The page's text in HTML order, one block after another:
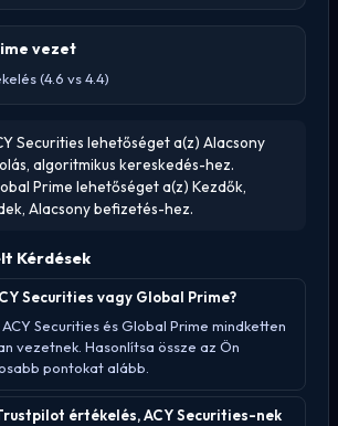
vezet
(4.6 vs 4.4)
Securities lehetőséget a(z) Alacsony
algoritmikus kereskedés-hez.
Prime lehetőséget a(z) Kezdők,
Alacsony befizetés-hez.
Kérdések
Securities vagy Global Prime?
Securities és Global Prime mindketten
vezetnek. Hasonlítsa össze az Ön
pontokat alább.
értékelés, ACY Securities-nek